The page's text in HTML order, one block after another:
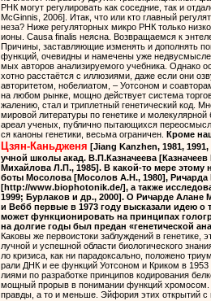
РНК могут регулировать как соседние, так и
McGinnis, 2006]. Итак, что или кто главный
неза? Ниже регуляторных микро РНК только
ионы. Causa finalis неясна. Возвращаемся к
Причины, заставляющие изменять и дополнять
функций, очевидны и намечены уже
мых авторов анализируемого учебника. Однако
хотно расстаётся с иллюзиями, даже если они
авторитетом, нобелиатом, – Уотсоном и
на любом рынке, мощно действует система
жалению, стал и триплетный генетический код.
мировой литературы по генетике и молекулярной
ареал ученых, публично пытающихся
ся каноны генетики, весьма ограничен.
Кроме
Цзян-Каньдженя [Jiang Kanzhen, 1981, 1991,
учной школы акад. В.П.Казначеева
Михайлова Л.П., 1985]. В какой-то мере этому
боты Мосолова [Мосолов А.Н., 1980], Ричарда
[http://www.biophotonik.de/], а также
1999; Бурлаков и др., 2000]. О Ричарде Алане
и Вебб первые в 1973 году высказали идею о
может функционировать на принципах
на долгие годы был предан «генетической
Каковы же первоистоки заблуждений в генетике,
лучной и успешной области биологического
ло кризиса, как ни парадоксально, положено
рали ДНК и ее функций Уотсоном и Криком в
лиями по разработке принципов кодирования
мощный прорыв в понимании функций хромосом.
правды, а то и меньше. Эйфория этих открытий